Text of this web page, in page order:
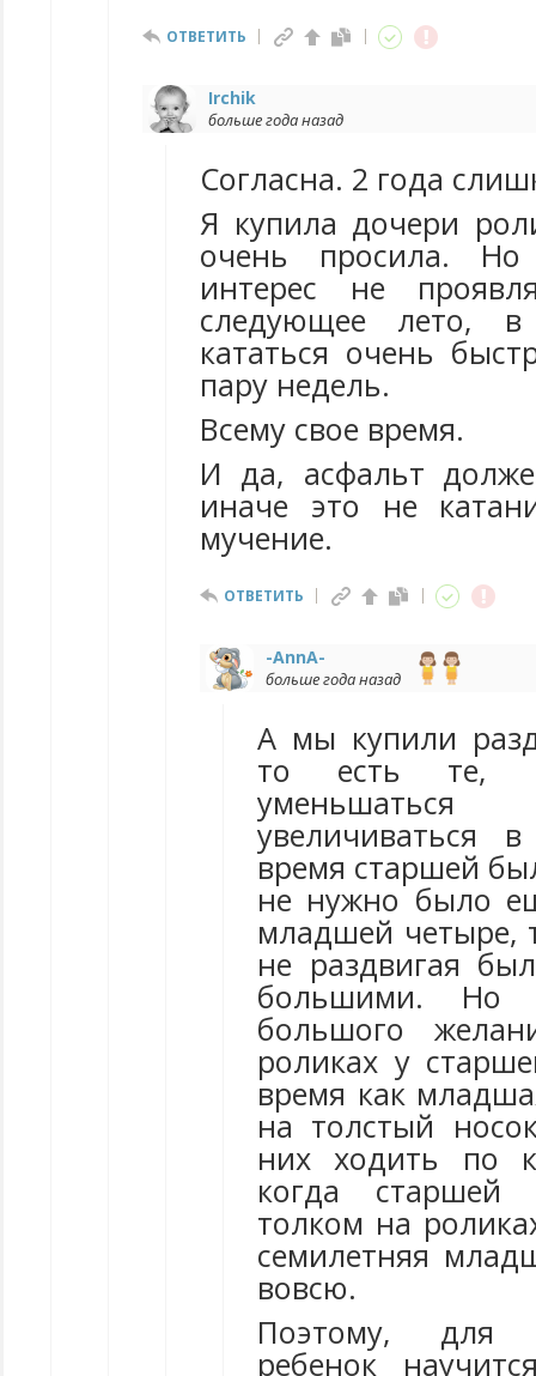
ОТВЕТИТЬ
Irchik
больше года назад
Согласна. 2 года
Я купила дочери
очень просила. Но
интерес не
следующее лето,
кататься очень
пару недель.
Всему свое время.
И да, асфальт
иначе это не
мучение.
ОТВЕТИТЬ
-AnnA-
больше года назад
А мы купили
то есть те,
увеличиваться
время старшей
не нужно было
младшей четыре,
не раздвигая
большими. Но
большого
роликах у
время как
на толстый
них ходить по
когда старшей
толком на
семилетняя
вовсю.
Поэтому, для
ребенок